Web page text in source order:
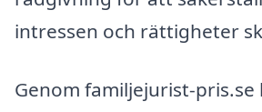
intressen och rättigheter
Genom familjejurist-pris.se